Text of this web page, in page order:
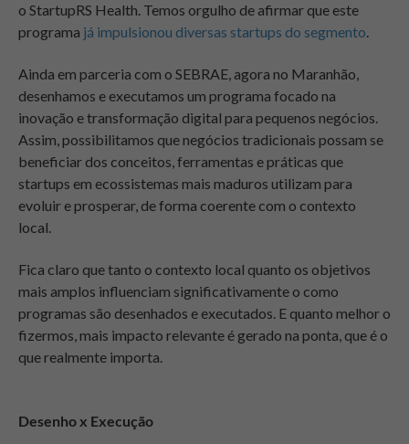
o StartupRS Health. Temos orgulho de afirmar que este
programa já impulsionou diversas startups do segmento.
Ainda em parceria com o SEBRAE, agora no Maranhão,
desenhamos e executamos um programa focado na
inovação e transformação digital para pequenos negócios.
Assim, possibilitamos que negócios tradicionais possam se
beneficiar dos conceitos, ferramentas e práticas que
startups em ecossistemas mais maduros utilizam para
evoluir e prosperar, de forma coerente com o contexto
local.
Fica claro que tanto o contexto local quanto os objetivos
mais amplos influenciam significativamente o como
programas são desenhados e executados. E quanto melhor o
fizermos, mais impacto relevante é gerado na ponta, que é o
que realmente importa.
Desenho x Execução